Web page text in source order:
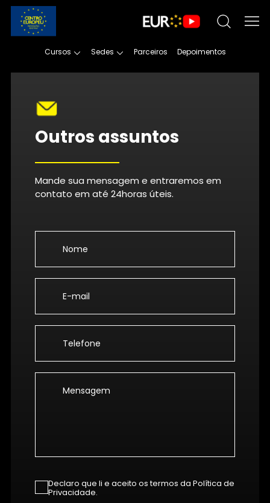
Cursos Sedes Parceiros Depoimentos
Outros assuntos
Mande sua mensagem e entraremos em
contato em até 24horas úteis.
Declaro que li e aceito os termos da Política de
Privacidade.